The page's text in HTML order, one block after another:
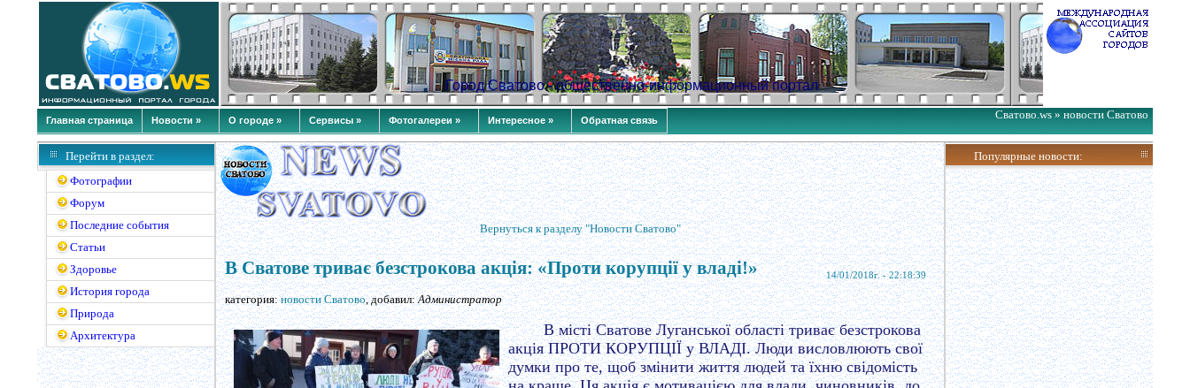
Город Сватово - общественно-информационный портал
Главная страница Новости » О городе » Сервисы » Фотогалереи » Интересное » Обратная связь Сватово.ws » новости Сватово
Перейти в раздел:
Фотографии
Форум
Последние события
Статьи
Здоровье
История города
Природа
Архитектура
Вернуться к разделу "Новости Сватово"
В Сватове триває безстрокова акція: «Проти корупції у владі!»
категория:новости Сватово, добавил:Администратор
14/01/2018г. - 22:18:39
В місті Сватове Луганської області триває безстрокова
акція ПРОТИ КОРУПЦІЇ у ВЛАДІ. Люди висловлюють свої
думки про те, щоб змінити життя людей та їхню свідомість
Популярные новости: